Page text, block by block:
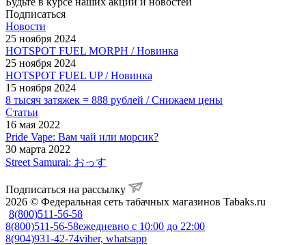
Подписаться
Новости
25 ноября 2024
HOTSPOT FUEL MORPH / Новинка
25 ноября 2024
HOTSPOT FUEL UP / Новинка
15 ноября 2024
8 тысяч затяжек = 888 рублей / Снижаем цены
Статьи
16 мая 2022
Pride Vape: Вам чай или морсик?
30 марта 2022
Street Samurai: おっす
Подписаться на рассылку
2026 © Федеральная сеть табачных магазинов Tabaks.ru
8(800)511-56-58
8(800)511-56-58ежедневно с 10:00 до 22:00
8(904)931-42-74viber, whatsapp